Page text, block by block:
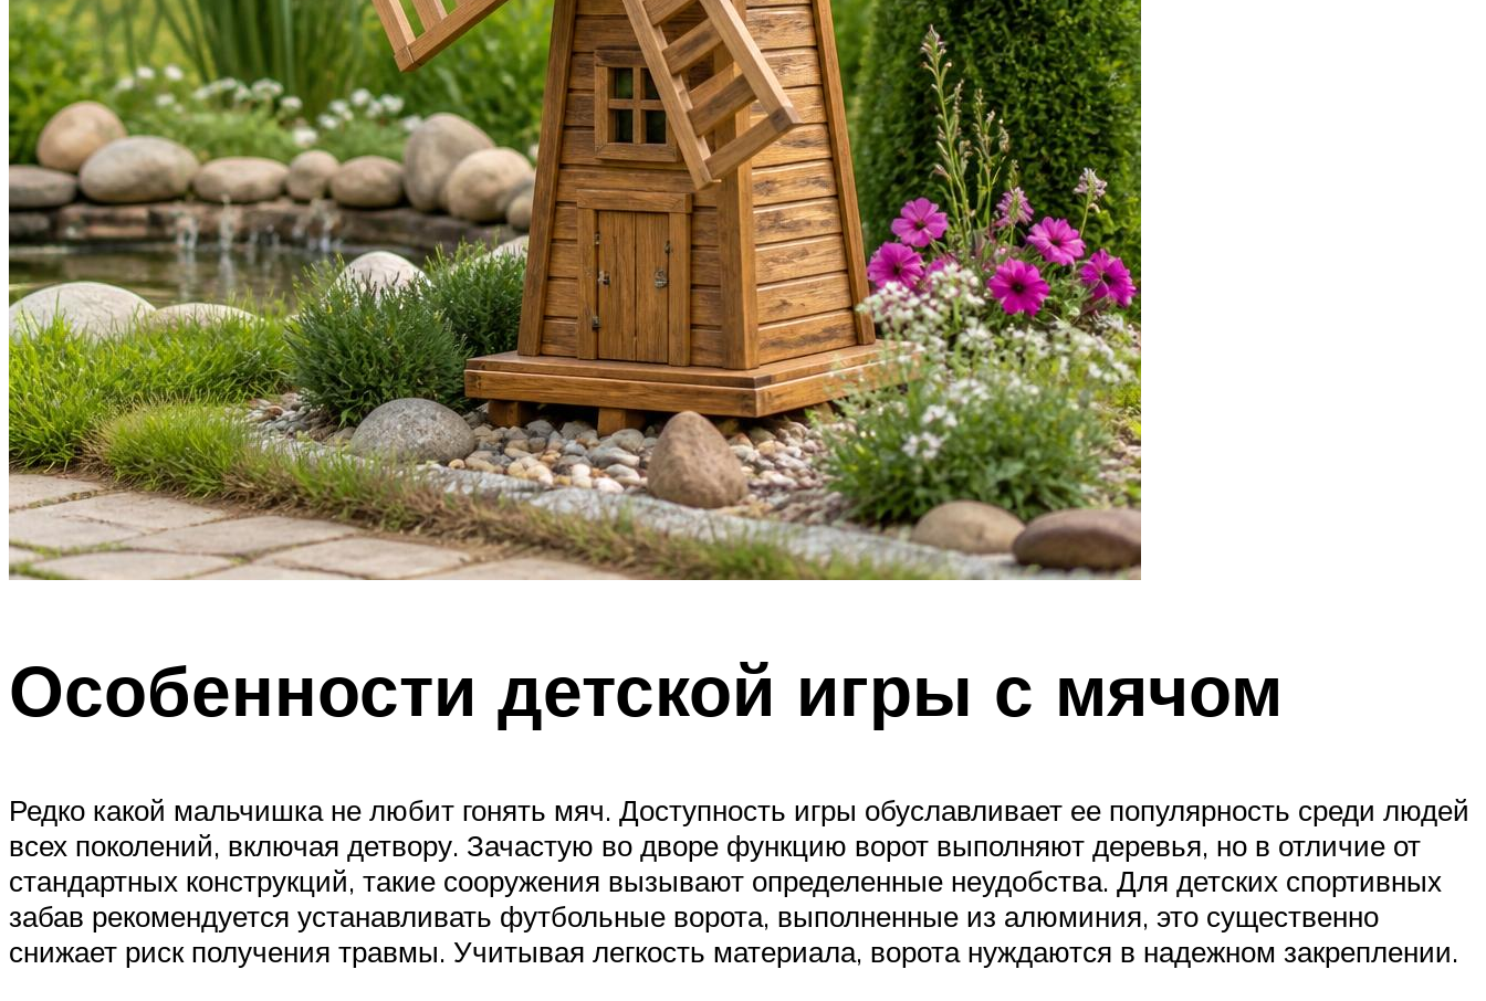
Особенности детской игры с мячом
Редко какой мальчишка не любит гонять мяч. Доступность игры обуславливает ее популярность среди людей
всех поколений, включая детвору. Зачастую во дворе функцию ворот выполняют деревья, но в отличие от
стандартных конструкций, такие сооружения вызывают определенные неудобства. Для детских спортивных
забав рекомендуется устанавливать футбольные ворота, выполненные из алюминия, это существенно
снижает риск получения травмы. Учитывая легкость материала, ворота нуждаются в надежном закреплении.